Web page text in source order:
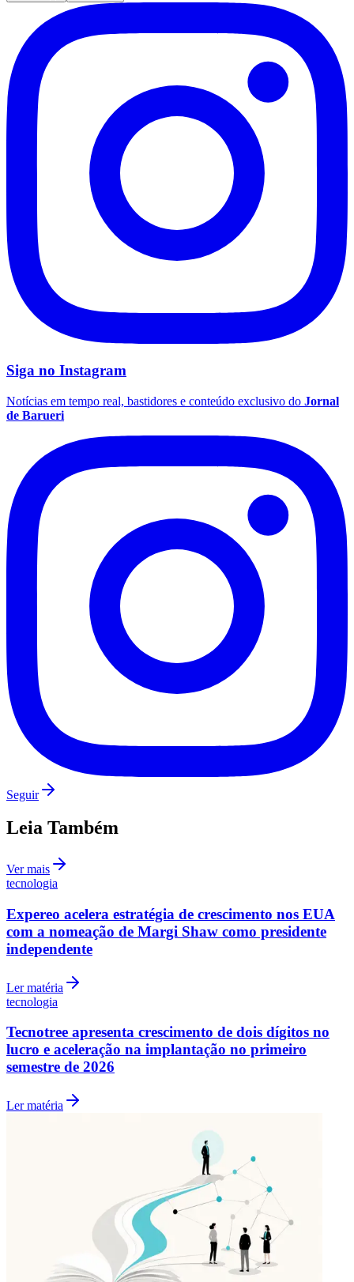
Vasco
Siga no Instagram
Notícias em tempo real, bastidores e conteúdo exclusivo do Jornal
de Barueri
Seguir
Leia Também
Ver mais
tecnologia
Expereo acelera estratégia de crescimento nos EUA
com a nomeação de Margi Shaw como presidente
independente
Ler matéria
tecnologia
Tecnotree apresenta crescimento de dois dígitos no
lucro e aceleração na implantação no primeiro
semestre de 2026
Ler matéria